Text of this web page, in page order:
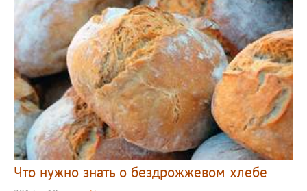
Что нужно знать о бездрожжевом хлебе